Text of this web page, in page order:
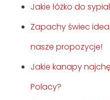
Jakie łóżko do
Zapachy świec
nasze propozycje!
Jakie kanapy
Polacy?